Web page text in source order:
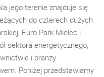
jego terenie znajduje się
do czterech dużych
Euro-Park Mielec i
sektora energetycznego,
i branży
Poniżej przedstawiamy